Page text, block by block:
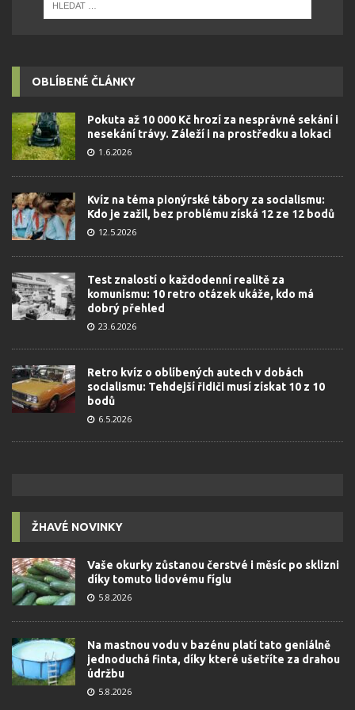
OBLÍBENÉ ČLÁNKY
Pokuta až 10 000 Kč hrozí za nesprávné sekání i
nesekání trávy. Záleží i na prostředku a lokaci
1.6.2026
Kvíz na téma pionýrské tábory za socialismu:
Kdo je zažil, bez problému získá 12 ze 12 bodů
12.5.2026
Test znalostí o každodenní realitě za
komunismu: 10 retro otázek ukáže, kdo má
dobrý přehled
23.6.2026
Retro kvíz o oblíbených autech v dobách
socialismu: Tehdejší řidiči musí získat 10 z 10
bodů
6.5.2026
ŽHAVÉ NOVINKY
Vaše okurky zůstanou čerstvé i měsíc po sklizni
díky tomuto lidovému fíglu
5.8.2026
Na mastnou vodu v bazénu platí tato geniálně
jednoduchá finta, díky které ušetříte za drahou
údržbu
5.8.2026